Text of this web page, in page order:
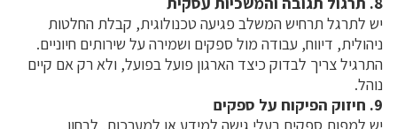
יש לתרגל תרחיש המשלב פגיעה טכנולוגית, קבלת החלטות
ניהולית, דיווח, עבודה מול ספקים ושמירה על שירותים חיוניים.
התרגיל צריך לבדוק כיצד הארגון פועל בפועל, ולא רק אם קיים
נוהל.
9. חיזוק הפיקוח על ספקים